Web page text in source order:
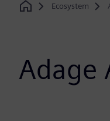
Home
Ecosystem
Adage